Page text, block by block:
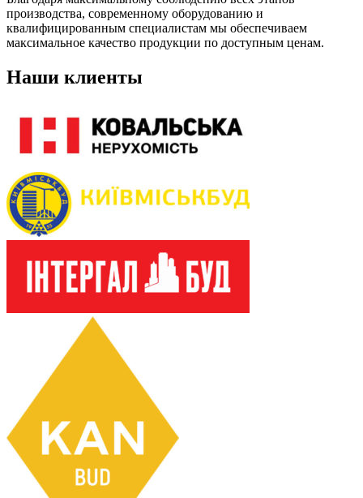
производства, современному оборудованию и
квалифицированным специалистам мы обеспечиваем
максимальное качество продукции по доступным ценам.
Наши клиенты